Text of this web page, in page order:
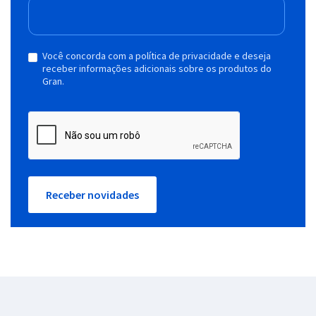
Você concorda com a política de privacidade e deseja
receber informações adicionais sobre os produtos do
Gran.
Receber novidades